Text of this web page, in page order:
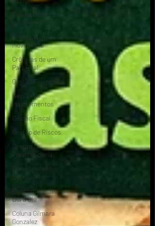
Coluna Ricardo
São Pedro
Finanças em
Movimento
Crônicas de um
País Real
Gestão Financeira
Gestão de
Investimentos
Gestão Fiscal
Gestão de Riscos
Gestão
Previdenciária
Planejamento
Sucessório
Economia e Seu
Dia a Dia
Coluna Gilmara
Gonzalez